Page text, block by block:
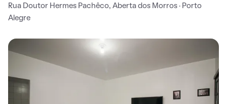
Rua Doutor Hermes Pachêco, Aberta dos Morros · Porto
Alegre